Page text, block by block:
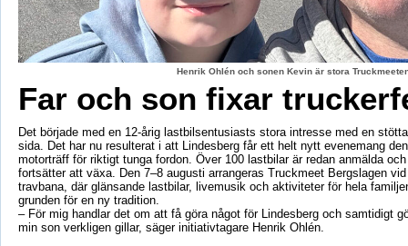
Henrik Ohlén och sonen Kevin är stora
Far och son fixar
Det började med en 12-årig lastbilsentusiasts stora intresse med en
sida. Det har nu resulterat i att Lindesberg får ett helt nytt evenemang
motorträff för riktigt tunga fordon. Över 100 lastbilar är redan anmälda
fortsätter att växa. Den 7–8 augusti arrangeras Truckmeet Bergslagen vid
travbana, där glänsande lastbilar, livemusik och aktiviteter för hela
grunden för en ny tradition.
– För mig handlar det om att få göra något för Lindesberg och samtidigt
min son verkligen gillar, säger initiativtagare Henrik Ohlén.